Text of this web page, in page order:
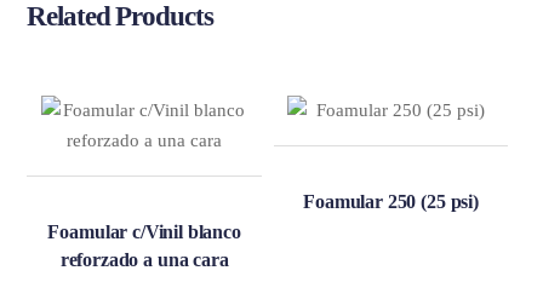
RelatedProducts
Foamular c/Vinil blanco
reforzado a una cara
Foamular 250 (25 psi)